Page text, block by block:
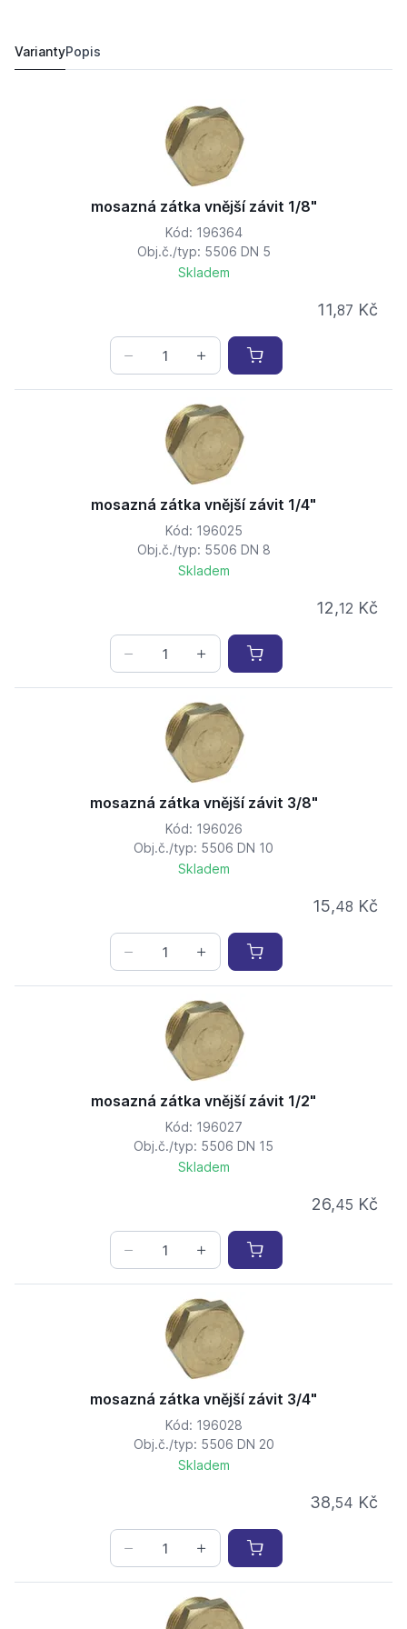
VariantyPopis
mosazná zátka vnější závit 1/8"
Kód: 196364
Obj.č./typ: 5506 DN 5
Skladem
11,87 Kč
mosazná zátka vnější závit 1/4"
Kód: 196025
Obj.č./typ: 5506 DN 8
Skladem
12,12 Kč
mosazná zátka vnější závit 3/8"
Kód: 196026
Obj.č./typ: 5506 DN 10
Skladem
15,48 Kč
mosazná zátka vnější závit 1/2"
Kód: 196027
Obj.č./typ: 5506 DN 15
Skladem
26,45 Kč
mosazná zátka vnější závit 3/4"
Kód: 196028
Obj.č./typ: 5506 DN 20
Skladem
38,54 Kč